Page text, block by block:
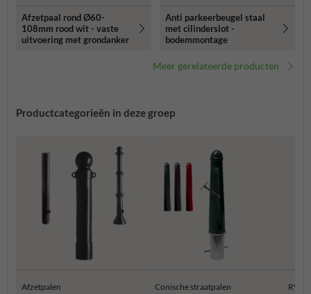
Afzetpaal rond Ø60-
108mm rood wit - vaste
uitvoering met grondanker
Anti parkeerbeugel staal
met cilinderslot -
bodemmontage
Meer gerelateerde producten
Productcategorieën in deze groep
Afzetpalen Conische straatpalen RVS